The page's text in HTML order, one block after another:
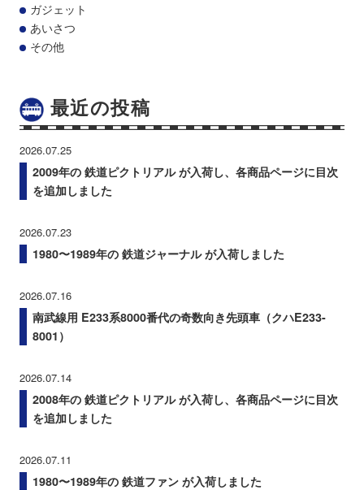
ガジェット
あいさつ
その他
最近の投稿
2026.07.25
2009年の 鉄道ピクトリアル が入荷し、各商品ページに目次
を追加しました
2026.07.23
1980〜1989年の 鉄道ジャーナル が入荷しました
2026.07.16
南武線用 E233系8000番代の奇数向き先頭車（クハE233-
8001）
2026.07.14
2008年の 鉄道ピクトリアル が入荷し、各商品ページに目次
を追加しました
2026.07.11
1980〜1989年の 鉄道ファン が入荷しました